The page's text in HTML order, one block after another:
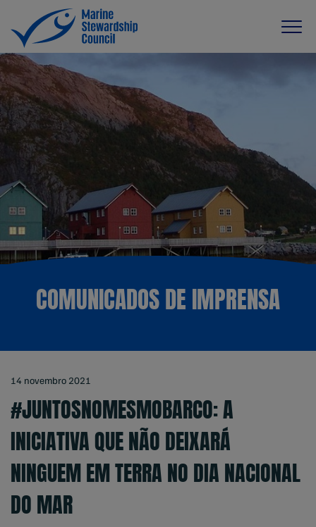
COMUNICADOS DE IMPRENSA
14 novembro 2021
#JUNTOSNOMESMOBARCO: A
INICIATIVA QUE NÃO DEIXARÁ
NINGUEM EM TERRA NO DIA NACIONAL
DO MAR